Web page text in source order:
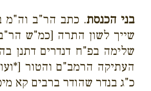
בני הכנסת. כתב הר"ב וה"מ
שייך לשון התרה [כמ"ש
שלימה בפ"ח דנדרים דתנן
העתיקה הרמב"ם והטור
כ"ג בנדר שהודר ברבים קא